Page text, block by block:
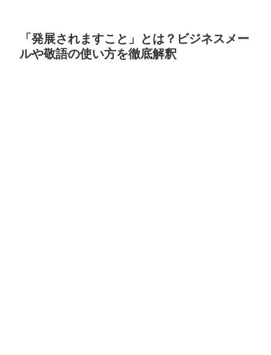
「発展されますこと」とは？ビジネスメー
ルや敬語の使い方を徹底解釈